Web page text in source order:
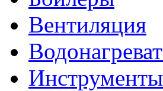
Вентиляция